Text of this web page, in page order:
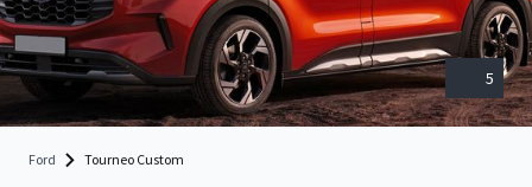
5
Ford Tourneo Custom